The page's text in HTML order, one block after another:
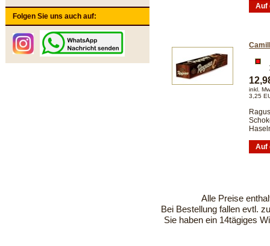
Folgen Sie uns auch auf:
inkl.
3,25
Alle Preise
Bei Bestellung fallen evtl.
Sie haben ein 14tägiges